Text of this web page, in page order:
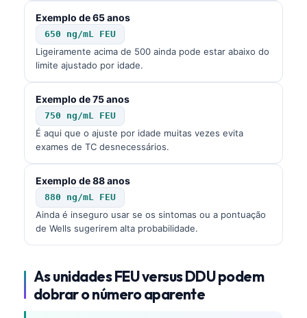
Exemplo de 65 anos
650 ng/mL FEU
Ligeiramente acima de 500 ainda pode estar abaixo do
limite ajustado por idade.
Exemplo de 75 anos
750 ng/mL FEU
É aqui que o ajuste por idade muitas vezes evita
exames de TC desnecessários.
Exemplo de 88 anos
880 ng/mL FEU
Ainda é inseguro usar se os sintomas ou a pontuação
de Wells sugerirem alta probabilidade.
As unidades FEU versus DDU podem
dobrar o número aparente